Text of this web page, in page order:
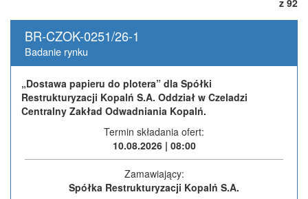
BR-CZOK-0251/26-1
Badanie rynku
„Dostawa papieru do plotera” dla Spółki
Restrukturyzacji Kopalń S.A. Oddział w Czeladzi
Centralny Zakład Odwadniania Kopalń.
Termin składania ofert:
10.08.2026 | 08:00
Zamawiający:
Spółka Restrukturyzacji Kopalń S.A.